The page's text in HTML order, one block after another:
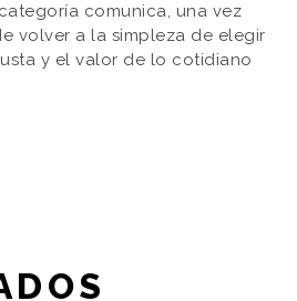
comunica, una vez
volver a la simpleza de elegir
y el valor de lo cotidiano